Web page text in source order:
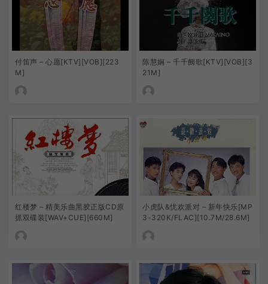
付笛声 – 心愿[KTV][VOB][223
M]
陈慧娴 – 千千阙歌[KTV][VOB][3
21M]
红楼梦 – 精美乐曲黑胶正版CD原
抓双碟装[WAV+CUE][660M]
小虎队&忧欢派对 – 新年快乐[MP
3-320K/FLAC][10.7M/28.6M]